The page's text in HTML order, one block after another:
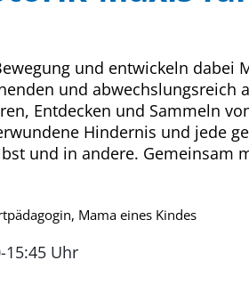
und entwickeln dabei
und abwechslungsreich
Entdecken und Sammeln
Hindernis und jede
und in andere. Gemeinsam
Mama eines Kindes
15:45 Uhr